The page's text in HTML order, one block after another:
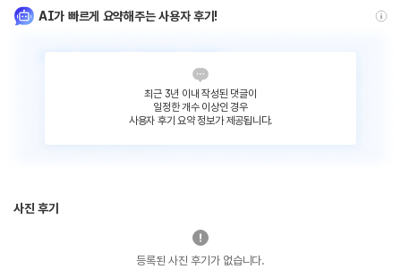
AI가 빠르게 요약해주는 사용자 후기!
최근 3년 이내 작성된 댓글이
일정한 개수 이상인 경우
사용자 후기 요약 정보가 제공됩니다.
사진 후기
등록된 사진 후기가 없습니다.